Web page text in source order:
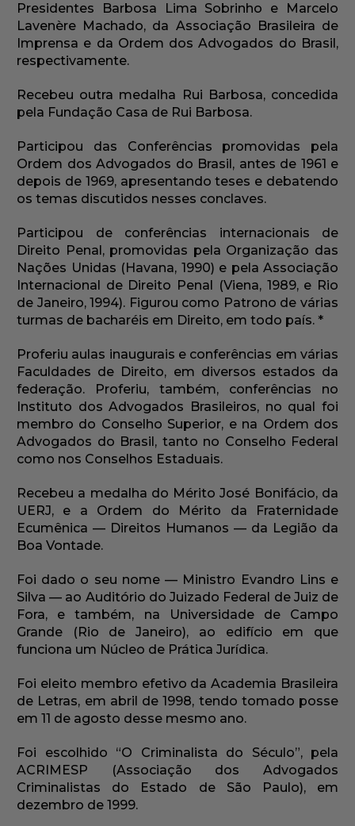
Presidentes Barbosa Lima Sobrinho e Marcelo
Lavenère Machado, da Associação Brasileira de
Imprensa e da Ordem dos Advogados do Brasil,
respectivamente.
Recebeu outra medalha Rui Barbosa, concedida
pela Fundação Casa de Rui Barbosa.
Participou das Conferências promovidas pela
Ordem dos Advogados do Brasil, antes de 1961 e
depois de 1969, apresentando teses e debatendo
os temas discutidos nesses conclaves.
Participou de conferências internacionais de
Direito Penal, promovidas pela Organização das
Nações Unidas (Havana, 1990) e pela Associação
Internacional de Direito Penal (Viena, 1989, e Rio
de Janeiro, 1994). Figurou como Patrono de várias
turmas de bacharéis em Direito, em todo país. *
Proferiu aulas inaugurais e conferências em várias
Faculdades de Direito, em diversos estados da
federação. Proferiu, também, conferências no
Instituto dos Advogados Brasileiros, no qual foi
membro do Conselho Superior, e na Ordem dos
Advogados do Brasil, tanto no Conselho Federal
como nos Conselhos Estaduais.
Recebeu a medalha do Mérito José Bonifácio, da
UERJ, e a Ordem do Mérito da Fraternidade
Ecumênica — Direitos Humanos — da Legião da
Boa Vontade.
Foi dado o seu nome — Ministro Evandro Lins e
Silva — ao Auditório do Juizado Federal de Juiz de
Fora, e também, na Universidade de Campo
Grande (Rio de Janeiro), ao edifício em que
funciona um Núcleo de Prática Jurídica.
Foi eleito membro efetivo da Academia Brasileira
de Letras, em abril de 1998, tendo tomado posse
em 11 de agosto desse mesmo ano.
Foi escolhido “O Criminalista do Século”, pela
ACRIMESP (Associação dos Advogados
Criminalistas do Estado de São Paulo), em
dezembro de 1999.